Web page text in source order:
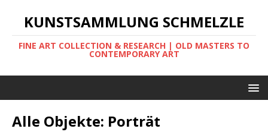
KUNSTSAMMLUNG SCHMELZLE
FINE ART COLLECTION & RESEARCH | OLD MASTERS TO
CONTEMPORARY ART
Alle Objekte: Porträt